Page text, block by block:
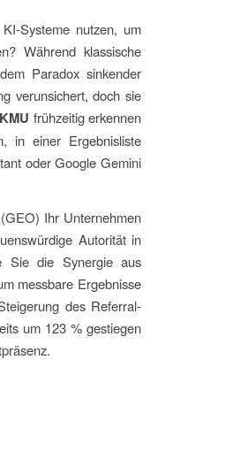
Systeme nutzen, um
Während klassische
Paradox sinkender
verunsichert, doch sie
frühzeitig erkennen
in einer Ergebnisliste
oder Google Gemini
Ihr Unternehmen
Autorität in
Sie die Synergie aus
messbare Ergebnisse
des Referral-
um 123 % gestiegen